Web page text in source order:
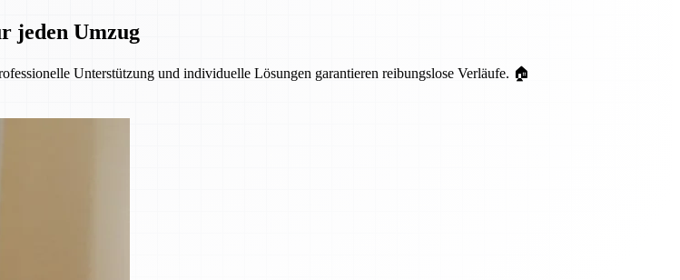
jeden Umzug
Unterstützung und individuelle Lösungen garantieren reibungslose Verläufe. 🏠